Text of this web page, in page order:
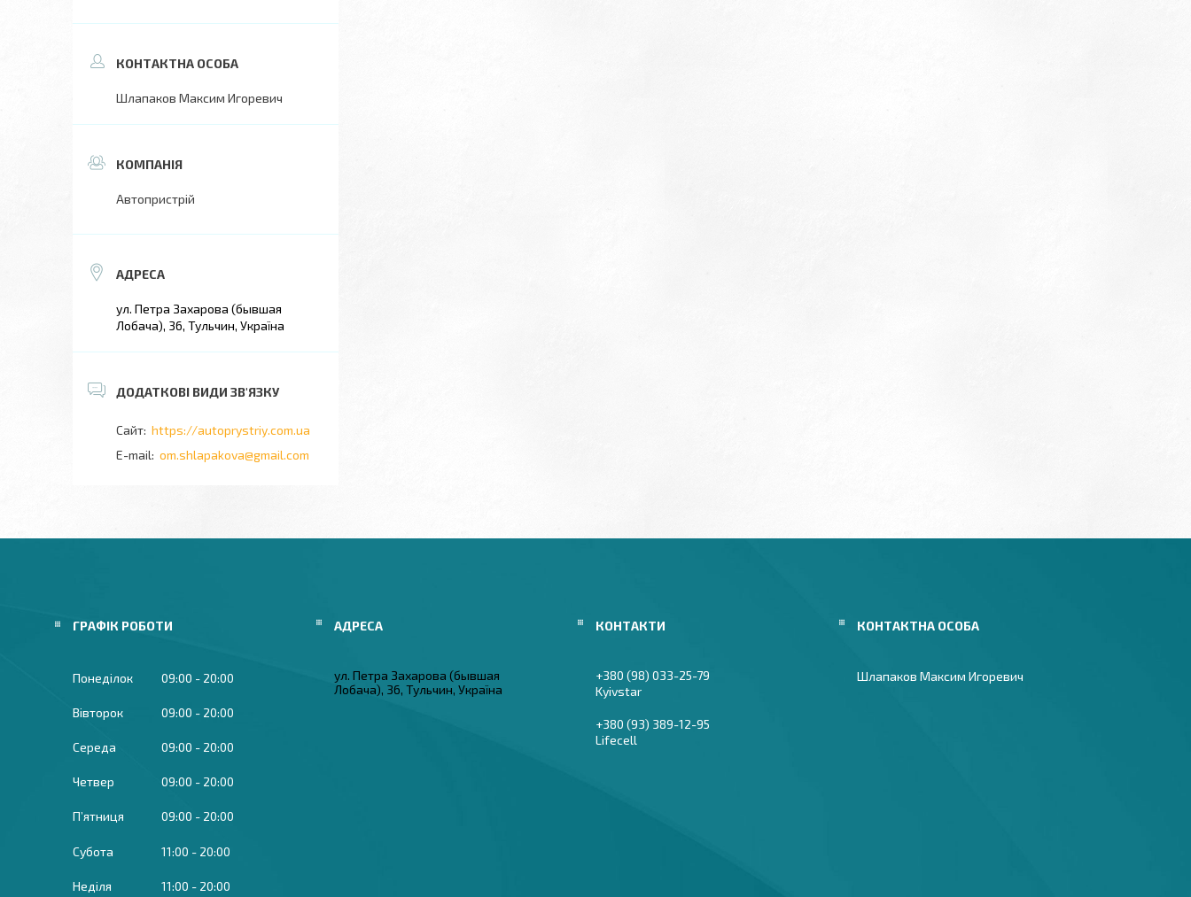
Шлапаков Максим Игоревич
Автопристрій
ул. Петра Захарова (бывшая
Лобача), 36, Тульчин, Україна
https://autoprystriy.com.ua
om.shlapakova@gmail.com
ГРАФІК РОБОТИ
Понеділок 09:00 20:00
Вівторок 09:00 20:00
Середа 09:00 20:00
Четвер 09:00 20:00
Пʼятниця 09:00 20:00
Субота 11:00 20:00
Неділя 11:00 20:00
ул. Петра Захарова (бывшая
Лобача), 36, Тульчин, Україна
+380 (98) 033-25-79
Kyivstar
+380 (93) 389-12-95
Lifecell
Шлапаков Максим Игоревич